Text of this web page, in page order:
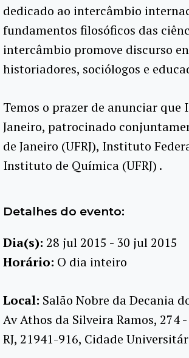
dedicado ao intercâmbio
fundamentos filosóficos das
intercâmbio promove discurso
historiadores, sociólogos e
Temos o prazer de anunciar que
Janeiro, patrocinado
de Janeiro (UFRJ), Instituto
Instituto de Química (UFRJ) .
Detalhes do evento:
Dia(s): 28 jul 2015 - 30 jul 2015
Horário: O dia inteiro
Local: Salão Nobre da Decania
Av Athos da Silveira Ramos, 274
RJ, 21941-916, Cidade